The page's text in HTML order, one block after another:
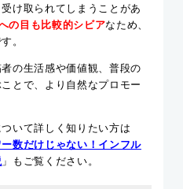
け取られてしまうことがあ
の目も比較的シビアなため、
。
の生活感や価値観、普段の
とで、より自然なプロモー
いて詳しく知りたい方は
数だけじゃない！インフル
」もご覧ください。